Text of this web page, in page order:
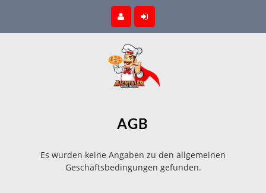
AGB
Es wurden keine Angaben zu den allgemeinen
Geschäftsbedingungen gefunden.